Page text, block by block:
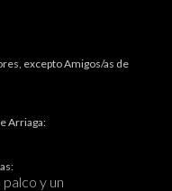
excepto Amigos/as de
Arriaga:
y un